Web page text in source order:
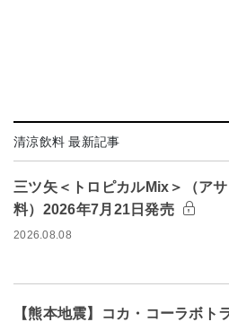
清涼飲料 最新記事
三ツ矢＜トロピカルMix＞（ア
料）2026年7月21日発売
2026.08.08
【熊本地震】コカ・コーラボト